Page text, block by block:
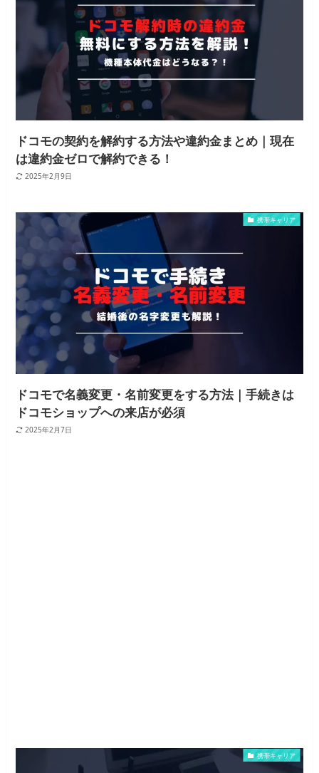
ドコモの契約を解約する方法や違約金まとめ｜現在
は違約金ゼロで解約できる！
2025年2月9日
携帯キャリア
ドコモで名義変更・名前変更をする方法｜手続きは
ドコモショップへの来店が必須
2025年2月7日
携帯キャリア